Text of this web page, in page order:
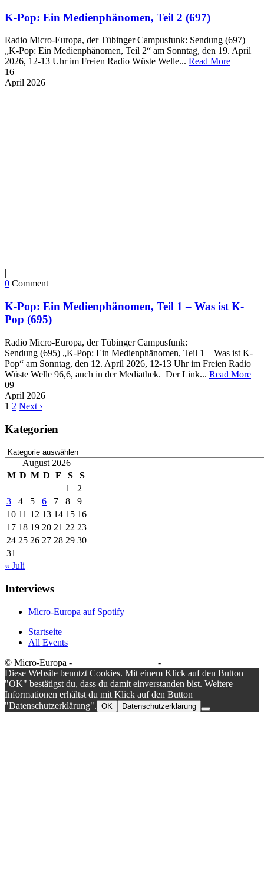
K-Pop: Ein Medienphänomen, Teil 2 (697)
Radio Micro-Europa, der Tübinger Campusfunk: Sendung (697)
„K-Pop: Ein Medienphänomen, Teil 2“ am Sonntag, den 19. April
2026, 12-13 Uhr im Freien Radio Wüste Welle... Read More
16
April 2026
|
0 Comment
K-Pop: Ein Medienphänomen, Teil 1 – Was ist K-
Pop (695)
Radio Micro-Europa, der Tübinger Campusfunk:
Sendung (695) „K-Pop: Ein Medienphänomen, Teil 1 – Was ist K-
Pop“ am Sonntag, den 12. April 2026, 12-13 Uhr im Freien Radio
Wüste Welle 96,6, auch in der Mediathek. Der Link... Read More
09
April 2026
1 2 Next ›
Kategorien
Kategorien
August 2026
M D M D F S
S
1
2
3
4 5 6 7 8
9
10 11 12 13 14 15 16
17 18 19 20 21 22 23
24 25 26 27 28 29 30
31
« Juli
Interviews
Micro-Europa auf Spotify
Startseite
All Events
© Micro-Europa -
-
Diese Website benutzt Cookies. Mit einem Klick auf den Button
"OK" bestätigst du, dass du damit einverstanden bist. Weitere
Informationen erhältst du mit Klick auf den Button
"Datenschutzerklärung". OK Datenschutzerklärung